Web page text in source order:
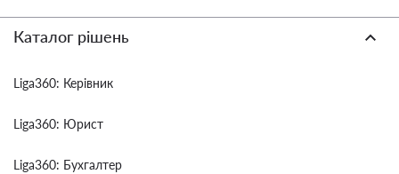
Каталог рішень
Liga360: Керівник
Liga360: Юрист
Liga360: Бухгалтер